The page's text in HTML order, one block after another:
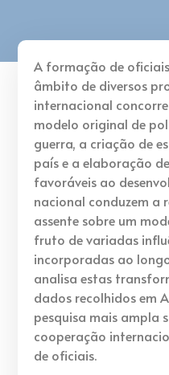
A formação de
âmbito de diversos
internacional
modelo original de
guerra, a criação de
país e a elaboração
favoráveis ao
nacional conduzem a
assente sobre um
fruto de variadas
incorporadas ao
analisa estas
dados recolhidos em
pesquisa mais ampla
cooperação
de oficiais.